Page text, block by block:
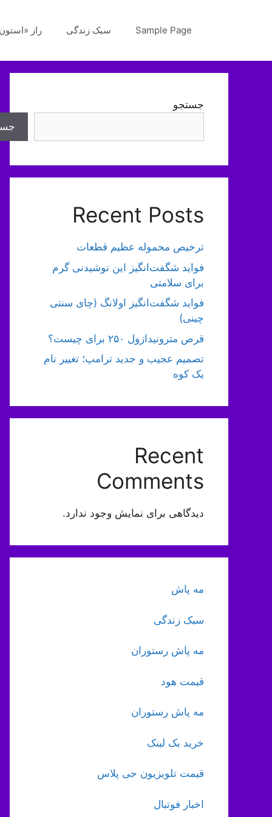
Sample Page سبک زندگی راز
جستجو
Recent Posts
ترخیص محموله عظیم قطعات
فواید شگفت‌انگیز این نوشیدنی گرم
برای سلامتی
فواید شگفت‌انگیز اولانگ (چای سنتی
چینی)
قرص مترونیدازول ۲۵۰ برای چیست؟
تصمیم عجیب و جدید ترامپ؛ تغییر نام
یک کوه
Recent
Comments
دیدگاهی برای نمایش وجود ندارد.
مه پاش
سبک زندگی
مه پاش رستوران
قیمت هود
مه پاش رستوران
خرید بک لینک
قیمت تلویزیون جی پلاس
اخبار فوتبال